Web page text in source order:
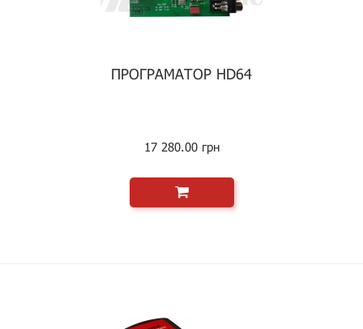
ПРОГРАМАТОР HD64
17 280.00 грн